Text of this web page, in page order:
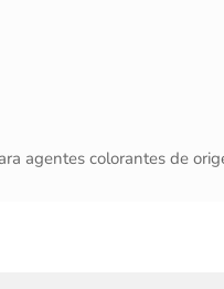
agentes colorantes de